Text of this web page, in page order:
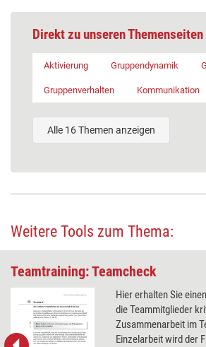
Direkt zu unseren Themenseiten
Aktivierung Gruppendynamik
Gruppenverhalten Kommunikation
Alle 16 Themen anzeigen
Weitere Tools zum Thema:
Teamtraining: Teamcheck
Hier erhalten Sie
die Teammitglieder
Zusammenarbeit im
Einzelarbeit wird der